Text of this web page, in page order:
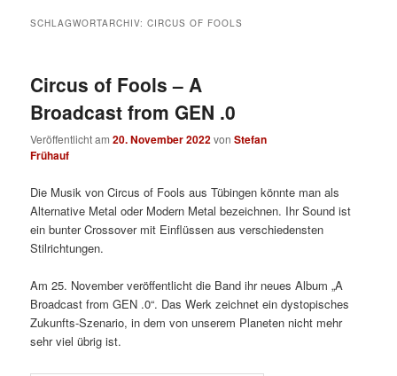
SCHLAGWORTARCHIV:CIRCUS OF FOOLS
Circus of Fools – A
Broadcast from GEN .0
Veröffentlicht am20. November 2022vonStefan
Frühauf
Die Musik von Circus of Fools aus Tübingen könnte man als
Alternative Metal oder Modern Metal bezeichnen. Ihr Sound ist
ein bunter Crossover mit Einflüssen aus verschiedensten
Stilrichtungen.
Am 25. November veröffentlicht die Band ihr neues Album „A
Broadcast from GEN .0“. Das Werk zeichnet ein dystopisches
Zukunfts-Szenario, in dem von unserem Planeten nicht mehr
sehr viel übrig ist.